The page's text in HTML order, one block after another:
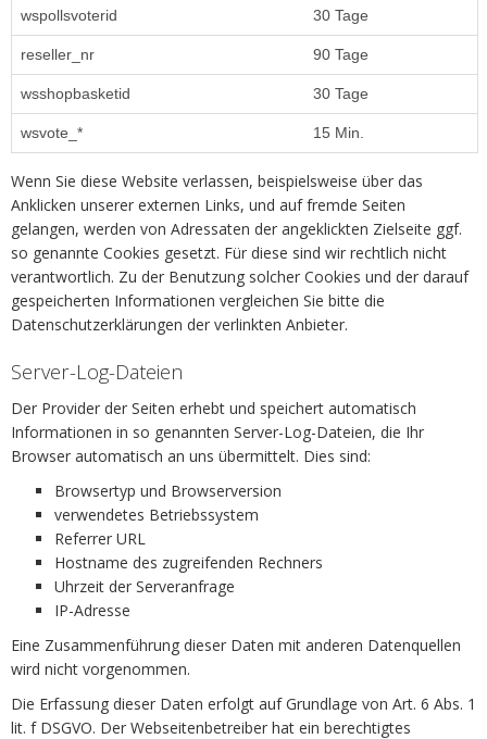
wspollsvoterid 30 Tage
reseller_nr 90 Tage
wsshopbasketid 30 Tage
wsvote_* 15 Min.
Wenn Sie diese Website verlassen, beispielsweise über das
Anklicken unserer externen Links, und auf fremde Seiten
gelangen, werden von Adressaten der angeklickten Zielseite ggf.
so genannte Cookies gesetzt. Für diese sind wir rechtlich nicht
verantwortlich. Zu der Benutzung solcher Cookies und der darauf
gespeicherten Informationen vergleichen Sie bitte die
Datenschutzerklärungen der verlinkten Anbieter.
Server-Log-Dateien
Der Provider der Seiten erhebt und speichert automatisch
Informationen in so genannten Server-Log-Dateien, die Ihr
Browser automatisch an uns übermittelt. Dies sind:
Browsertyp und Browserversion
verwendetes Betriebssystem
Referrer URL
Hostname des zugreifenden Rechners
Uhrzeit der Serveranfrage
IP-Adresse
Eine Zusammenführung dieser Daten mit anderen Datenquellen
wird nicht vorgenommen.
Die Erfassung dieser Daten erfolgt auf Grundlage von Art. 6 Abs. 1
lit. f DSGVO. Der Webseitenbetreiber hat ein berechtigtes